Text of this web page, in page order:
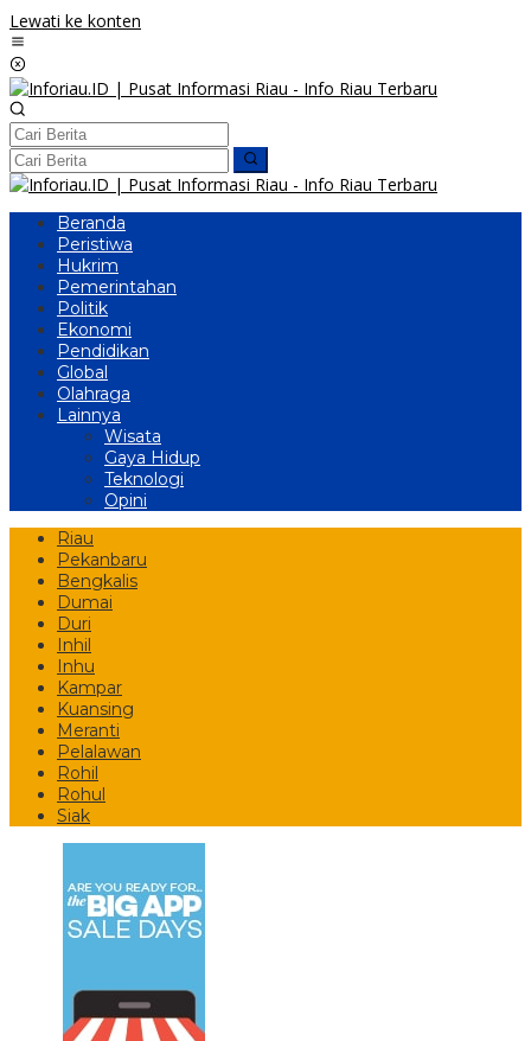
Lewati ke konten
Beranda
Peristiwa
Hukrim
Pemerintahan
Politik
Ekonomi
Pendidikan
Global
Olahraga
Lainnya
Wisata
Gaya Hidup
Teknologi
Opini
Riau
Pekanbaru
Bengkalis
Dumai
Duri
Inhil
Inhu
Kampar
Kuansing
Meranti
Pelalawan
Rohil
Rohul
Siak